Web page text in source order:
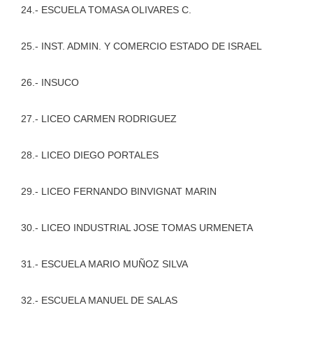
24.- ESCUELA TOMASA OLIVARES C.
25.- INST. ADMIN. Y COMERCIO ESTADO DE ISRAEL
26.- INSUCO
27.- LICEO CARMEN RODRIGUEZ
28.- LICEO DIEGO PORTALES
29.- LICEO FERNANDO BINVIGNAT MARIN
30.- LICEO INDUSTRIAL JOSE TOMAS URMENETA
31.- ESCUELA MARIO MUÑOZ SILVA
32.- ESCUELA MANUEL DE SALAS